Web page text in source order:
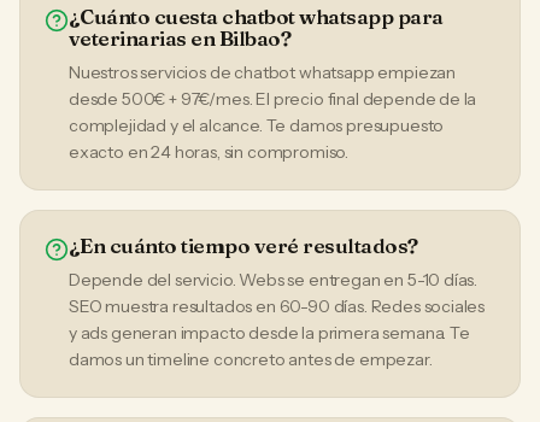
¿Cuánto cuesta chatbot whatsapp para
veterinarias en Bilbao?
Nuestros servicios de chatbot whatsapp empiezan
desde 500€ + 97€/mes. El precio final depende de la
complejidad y el alcance. Te damos presupuesto
exacto en 24 horas, sin compromiso.
¿En cuánto tiempo veré resultados?
Depende del servicio. Webs se entregan en 5-10 días.
SEO muestra resultados en 60-90 días. Redes sociales
y ads generan impacto desde la primera semana. Te
damos un timeline concreto antes de empezar.